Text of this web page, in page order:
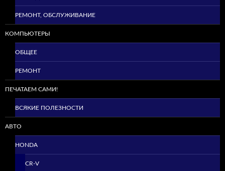
РЕМОНТ, ОБСЛУЖИВАНИЕ
КОМПЬЮТЕРЫ
ОБЩЕЕ
РЕМОНТ
ПЕЧАТАЕМ САМИ!
ВСЯКИЕ ПОЛЕЗНОСТИ
АВТО
HONDA
CR-V